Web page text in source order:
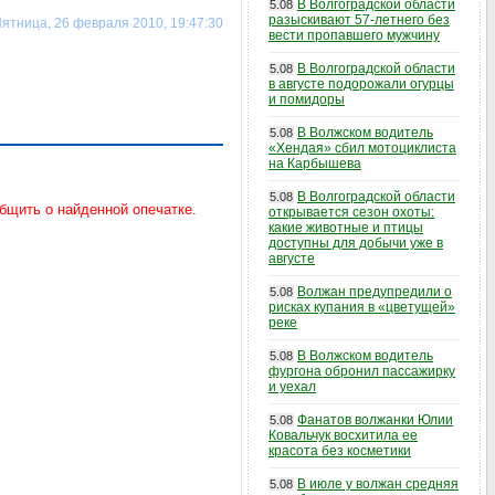
26 февраля 2010, 19:47:30
5.08 В Волгоградской области
разыскивают 57-летнего без
вести пропавшего мужчину
5.08 В Волгоградской области
в августе подорожали огурцы
и помидоры
5.08 В Волжском водитель
«Хендая» сбил мотоциклиста
на Карбышева
5.08 В Волгоградской области
открывается сезон охоты:
какие животные и птицы
доступны для добычи уже в
августе
5.08 Волжан предупредили о
рисках купания в «цветущей»
реке
5.08 В Волжском водитель
фургона обронил пассажирку
и уехал
5.08 Фанатов волжанки Юлии
Ковальчук восхитила ее
красота без косметики
5.08 В июле у волжан средняя